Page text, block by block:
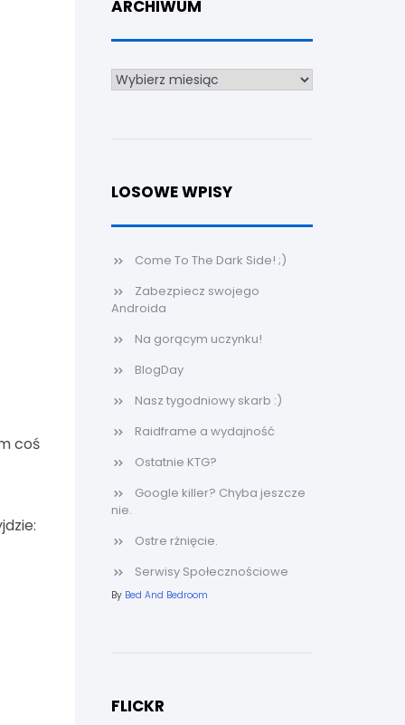
coś
ARCHIWUM
Archiwum
LOSOWE WPISY
Come To The Dark Side! ;)
Zabezpiecz swojego
Androida
Na gorącym uczynku!
BlogDay
Nasz tygodniowy skarb :)
Raidframe a wydajność
Ostatnie KTG?
Google killer? Chyba jeszcze
nie.
Ostre rżnięcie.
Serwisy Społecznościowe
By Bed And Bedroom
FLICKR